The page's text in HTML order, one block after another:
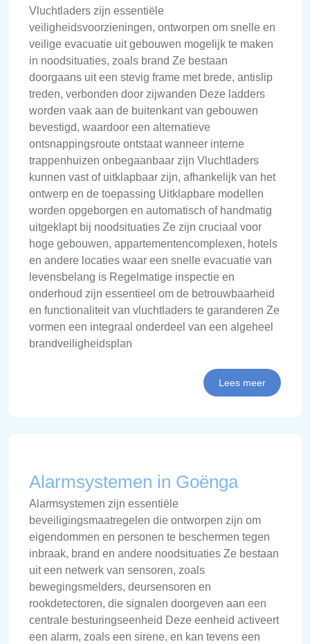
Vluchtladers zijn essentiële
veiligheidsvoorzieningen, ontworpen om snelle en
veilige evacuatie uit gebouwen mogelijk te maken
in noodsituaties, zoals brand Ze bestaan
doorgaans uit een stevig frame met brede, antislip
treden, verbonden door zijwanden Deze ladders
worden vaak aan de buitenkant van gebouwen
bevestigd, waardoor een alternatieve
ontsnappingsroute ontstaat wanneer interne
trappenhuizen onbegaanbaar zijn Vluchtladers
kunnen vast of uitklapbaar zijn, afhankelijk van het
ontwerp en de toepassing Uitklapbare modellen
worden opgeborgen en automatisch of handmatig
uitgeklapt bij noodsituaties Ze zijn cruciaal voor
hoge gebouwen, appartementencomplexen, hotels
en andere locaties waar een snelle evacuatie van
levensbelang is Regelmatige inspectie en
onderhoud zijn essentieel om de betrouwbaarheid
en functionaliteit van vluchtladers te garanderen Ze
vormen een integraal onderdeel van een algeheel
brandveiligheidsplan
Lees meer
Alarmsystemen in Goënga
Alarmsystemen zijn essentiële
beveiligingsmaatregelen die ontworpen zijn om
eigendommen en personen te beschermen tegen
inbraak, brand en andere noodsituaties Ze bestaan
uit een netwerk van sensoren, zoals
bewegingsmelders, deursensoren en
rookdetectoren, die signalen doorgeven aan een
centrale besturingseenheid Deze eenheid activeert
een alarm, zoals een sirene, en kan tevens een